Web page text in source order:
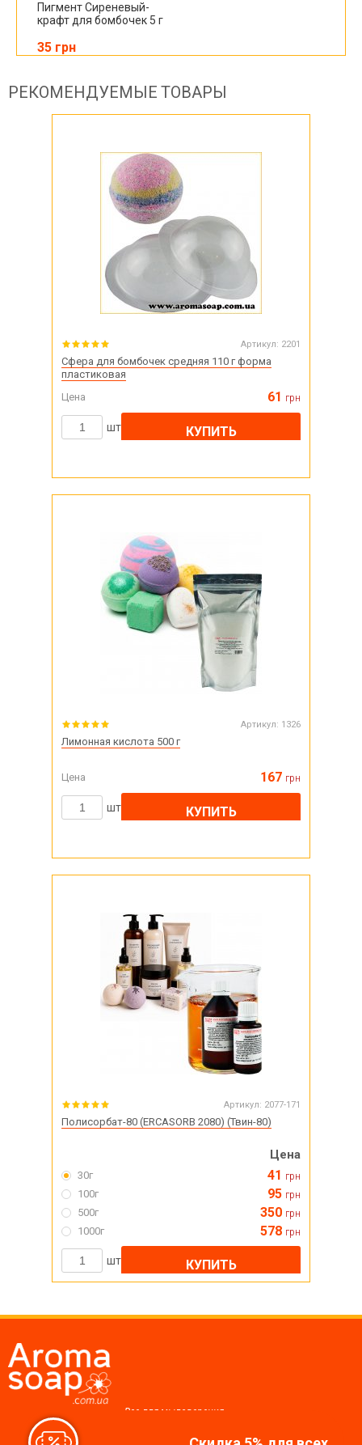
Пигмент Сиреневый-
крафт для бомбочек 5 г
35 грн
РЕКОМЕНДУЕМЫЕ ТОВАРЫ
Артикул: 2201
Сфера для бомбочек средняя 110 г форма
пластиковая
Цена
61 грн
шт КУПИТЬ
Артикул: 1326
Лимонная кислота 500 г
Цена 167 грн
шт КУПИТЬ
Артикул: 2077-171
Полисорбат-80 (ERCASORB 2080) (Твин-80)
Цена
30г 41 грн
100г 95 грн
500г 350 грн
1000г 578 грн
шт КУПИТЬ
Все для мыловарения,